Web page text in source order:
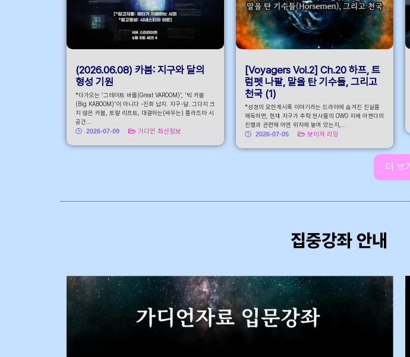
(2026.06.08) 카붐: 지구와 달의
형성 기원
*다가오는 '그레이트 바룸(Great VAROOM)', '빅 카붐
(Big KABOOM)'이 아니다 -진화 납치. 지구-달. 그다지 크
지 않은 카붐, 토랄 리프트, 대결하는(싸우는) 플라즈마 시
공간...
2026-07-09
가디언 최신정보
[Voyagers Vol.2] Ch.20 하프, 트
럼펫 나팔, 말을 탄 기수들, 그리고
천국 (1)
*성경의 요한계시록 이야기라는 드라마에 숨겨진 진실을
해독하면, 현재 지구가 추락 천사들의 OWO 지배 아젠다의
진행과 관련해 어떤 위치에 놓여 있는지,...
2026-07-05
보이저 리딩
더 보기
집중강좌 안내